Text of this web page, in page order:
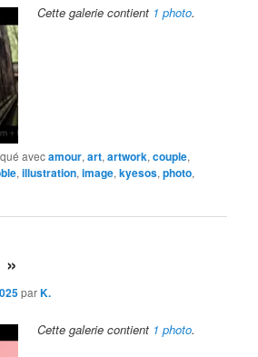
Cette galerie contient 1 photo.
avecamour,art,artwork,couple,
,illustration,image,kyesos,photo,
parK.
Cette galerie contient 1 photo.